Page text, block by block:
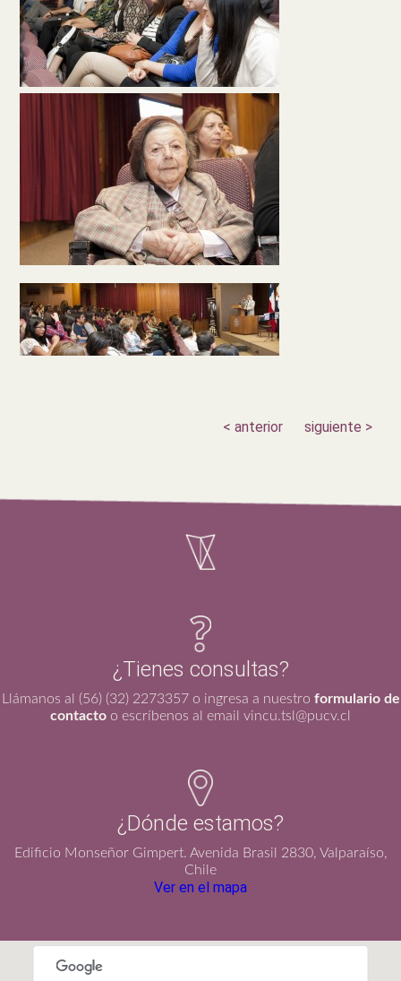
< anterior siguiente >
¿Tienes consultas?
Llámanos al (56) (32) 2273357 o ingresa a nuestro formulario de
contacto o escríbenos al email vincu.tsl@pucv.cl
¿Dónde estamos?
Edificio Monseñor Gimpert. Avenida Brasil 2830, Valparaíso,
Chile
Ver en el mapa